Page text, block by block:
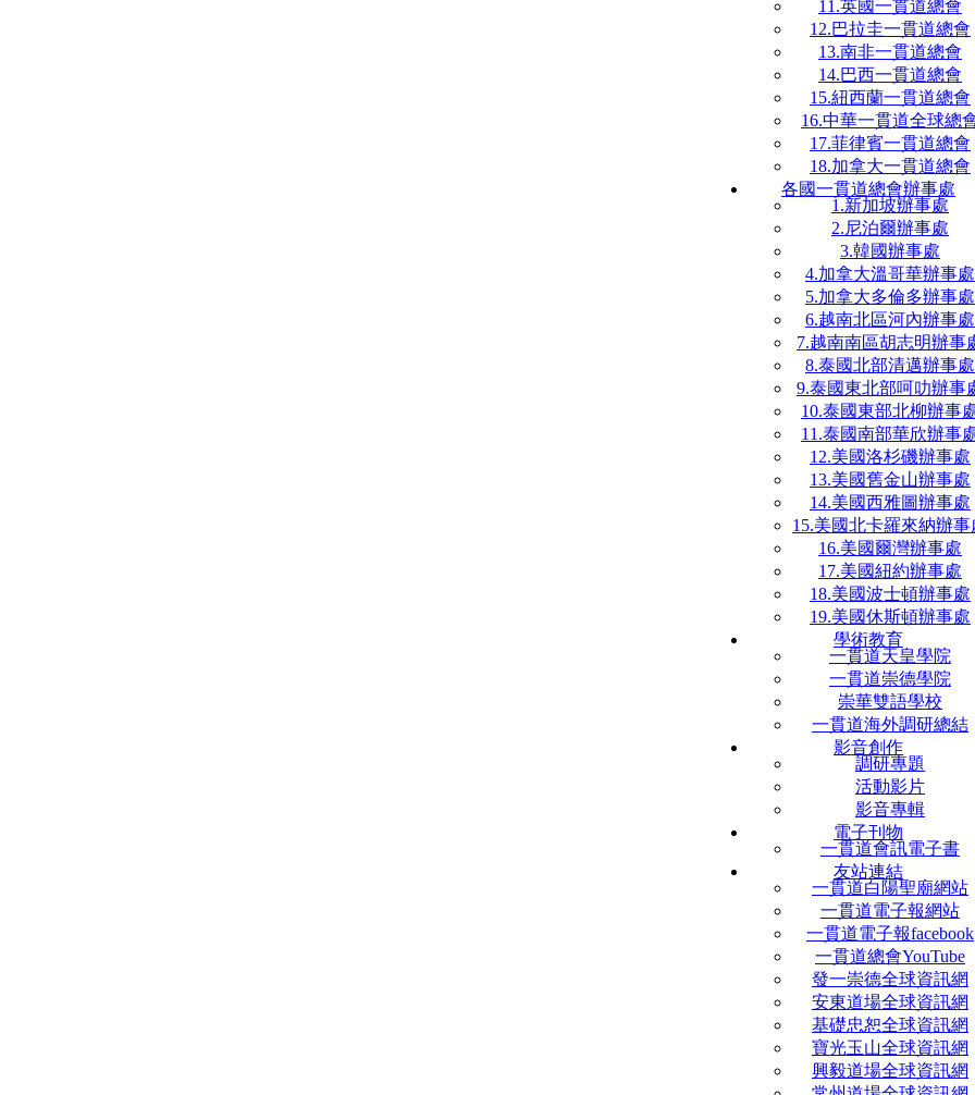
11.英國一貫道總會
12.巴拉圭一貫道總會
13.南非一貫道總會
14.巴西一貫道總會
15.紐西蘭一貫道總會
16.中華一貫道全球總
17.菲律賓一貫道總會
18.加拿大一貫道總會
各國一貫道總會辦事處
1.新加坡辦事處
2.尼泊爾辦事處
3.韓國辦事處
4.加拿大溫哥華辦事處
5.加拿大多倫多辦事處
6.越南北區河內辦事處
7.越南南區胡志明辦事
8.泰國北部清邁辦事處
9.泰國東北部呵叻辦事
10.泰國東部北柳辦事
11.泰國南部華欣辦事
12.美國洛杉磯辦事處
13.美國舊金山辦事處
14.美國西雅圖辦事處
15.美國北卡羅來納辦事
16.美國爾灣辦事處
17.美國紐約辦事處
18.美國波士頓辦事處
19.美國休斯頓辦事處
學術教育
一貫道天皇學院
一貫道崇德學院
崇華雙語學校
一貫道海外調研總結
影音創作
調研專題
活動影片
影音專輯
電子刊物
一貫道會訊電子書
友站連結
一貫道白陽聖廟網站
一貫道電子報網站
一貫道電子報facebook
一貫道總會YouTube
發一崇德全球資訊網
安東道場全球資訊網
基礎忠恕全球資訊網
寶光玉山全球資訊網
興毅道場全球資訊網